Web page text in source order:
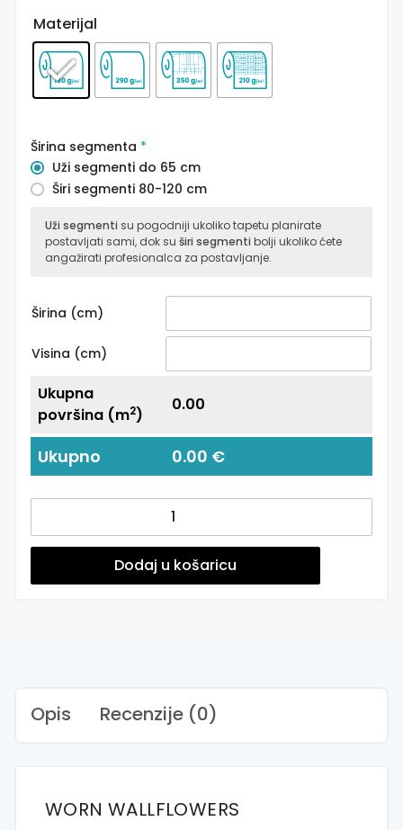
Materijal
Širina segmenta *
Uži segmenti do 65 cm
Širi segmenti 80-120 cm
Uži segmenti su pogodniji ukoliko tapetu planirate
postavljati sami, dok su širi segmenti bolji ukoliko ćete
angažirati profesionalca za postavljanje.
Širina (cm)
Visina (cm)
Ukupna
površina (m2)
0.00
Ukupno 0.00 €
zid
Dizajnerski
Dodaj u košaricu
Opis Recenzije (0)
WORN WALLFLOWERS